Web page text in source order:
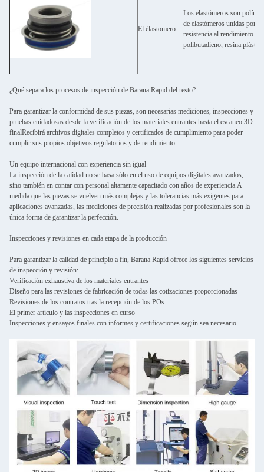
El élastomero
Los elastómeros son
de elastómeros unidas por
resistencia al rendimiento o
polibutadieno, resina
¿Qué separa los procesos de inspección de Barana Rapid del resto?
Para garantizar la conformidad de sus piezas, son necesarias mediciones, inspecciones y
pruebas cuidadosas.desde la verificación de los materiales entrantes hasta el escaneo 3D
finalRecibirá archivos digitales completos y certificados de cumplimiento para poder
cumplir sus propios objetivos regulatorios y de rendimiento.
Un equipo internacional con experiencia sin igual
La inspección de la calidad no se basa sólo en el uso de equipos digitales avanzados,
sino también en contar con personal altamente capacitado con años de experiencia.A
medida que las piezas se vuelven más complejas y las tolerancias más exigentes para
aplicaciones avanzadas, las mediciones de precisión realizadas por profesionales son la
única forma de garantizar la perfección.
Inspecciones y revisiones en cada etapa de la producción
Para garantizar la calidad de principio a fin, Barana Rapid ofrece los siguientes servicios
de inspección y revisión:
Verificación exhaustiva de los materiales entrantes
Diseño para las revisiones de fabricación de todas las cotizaciones proporcionadas
Revisiones de los contratos tras la recepción de los POs
El primer artículo y las inspecciones en curso
Inspecciones y ensayos finales con informes y certificaciones según sea necesario